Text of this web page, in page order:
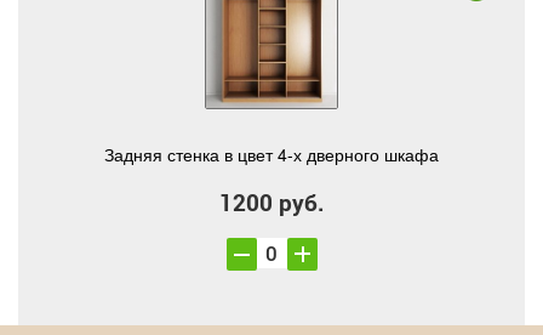
Задняя стенка в цвет 4-х дверного шкафа
1200 руб.